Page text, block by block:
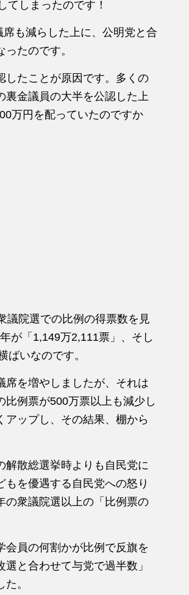
てしまったのです！
も減らした上に、公明党と合
たのです。
したことが原因です。多くの
裏金議員の大半を公認した上
万円を配っていたのですか
議院選での比例の得票数を見
が「1,149万2,111票」、そし
ばいなのです。
席を増やしましたが、それは
例票が500万票以上も減少し
ップし、その結果、棚から
解散総選挙時よりも自民党に
を優遇する自民党への怒り
の衆議院選以上の「比例票の
会員の何割かが比例で反旗を
と合わせて与党で過半数」
。